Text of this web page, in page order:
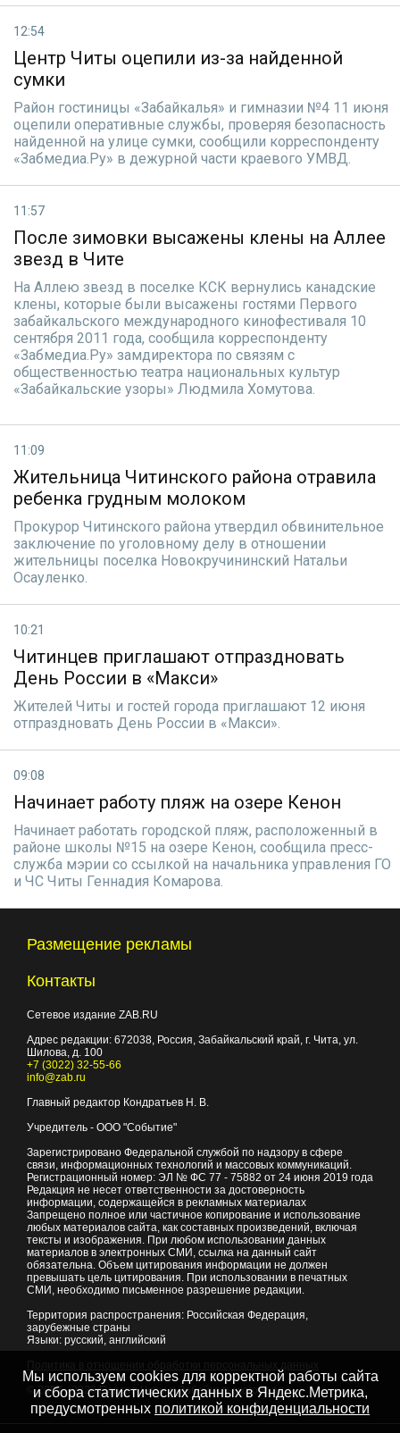
12:54
Центр Читы оцепили из-за найденной
сумки
Район гостиницы «Забайкалья» и гимназии №4 11 июня
оцепили оперативные службы, проверяя безопасность
найденной на улице сумки, сообщили корреспонденту
«Забмедиа.Ру» в дежурной части краевого УМВД.
11:57
После зимовки высажены клены на Аллее
звезд в Чите
На Аллею звезд в поселке КСК вернулись канадские
клены, которые были высажены гостями Первого
забайкальского международного кинофестиваля 10
сентября 2011 года, сообщила корреспонденту
«Забмедиа.Ру» замдиректора по связям с
общественностью театра национальных культур
«Забайкальские узоры» Людмила Хомутова.
11:09
Жительница Читинского района отравила
ребенка грудным молоком
Прокурор Читинского района утвердил обвинительное
заключение по уголовному делу в отношении
жительницы поселка Новокручининский Натальи
Осауленко.
10:21
Читинцев приглашают отпраздновать
День России в «Макси»
Жителей Читы и гостей города приглашают 12 июня
отпраздновать День России в «Макси».
09:08
Начинает работу пляж на озере Кенон
Начинает работать городской пляж, расположенный в
районе школы №15 на озере Кенон, сообщила пресс-
служба мэрии со ссылкой на начальника управления ГО
и ЧС Читы Геннадия Комарова.
Размещение рекламы
Контакты
Сетевое издание ZAB.RU
Адрес редакции: 672038, Россия, Забайкальский край, г. Чита, ул.
Шилова, д. 100
+7 (3022) 32-55-66
info@zab.ru
Главный редактор Кондратьев Н. В.
Учредитель - ООО "Событие"
Зарегистрировано Федеральной службой по надзору в сфере
связи, информационных технологий и массовых коммуникаций.
Регистрационный номер: ЭЛ № ФС 77 - 75882 от 24 июня 2019 года
Редакция не несет ответственности за достоверность
информации, содержащейся в рекламных материалах
Запрещено полное или частичное копирование и использование
любых материалов сайта, как составных произведений, включая
тексты и изображения. При любом использовании данных
материалов в электронных СМИ, ссылка на данный сайт
обязательна. Объем цитирования информации не должен
превышать цель цитирования. При использовании в печатных
СМИ, необходимо письменное разрешение редакции.
Территория распространения: Российская Федерация,
зарубежные страны
Языки: русский, английский
© 2007 - 2026Портал Читы и Забайкальского края
Мы используем cookies для корректной работы сайта
и сбора статистических данных в Яндекс.Метрика,
предусмотренных политикой конфиденциальности